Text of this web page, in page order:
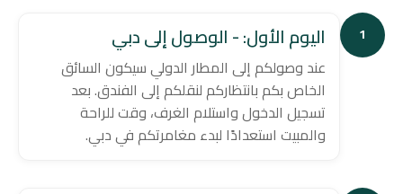
1 اليوم الأول: - الوصول إلى دبي
عند وصولكم إلى المطار الدولي سيكون السائق
الخاص بكم بانتظاركم لنقلكم إلى الفندق. بعد
تسجيل الدخول واستلام الغرف، وقت للراحة
والمبيت استعدادًا لبدء مغامرتكم في دبي.